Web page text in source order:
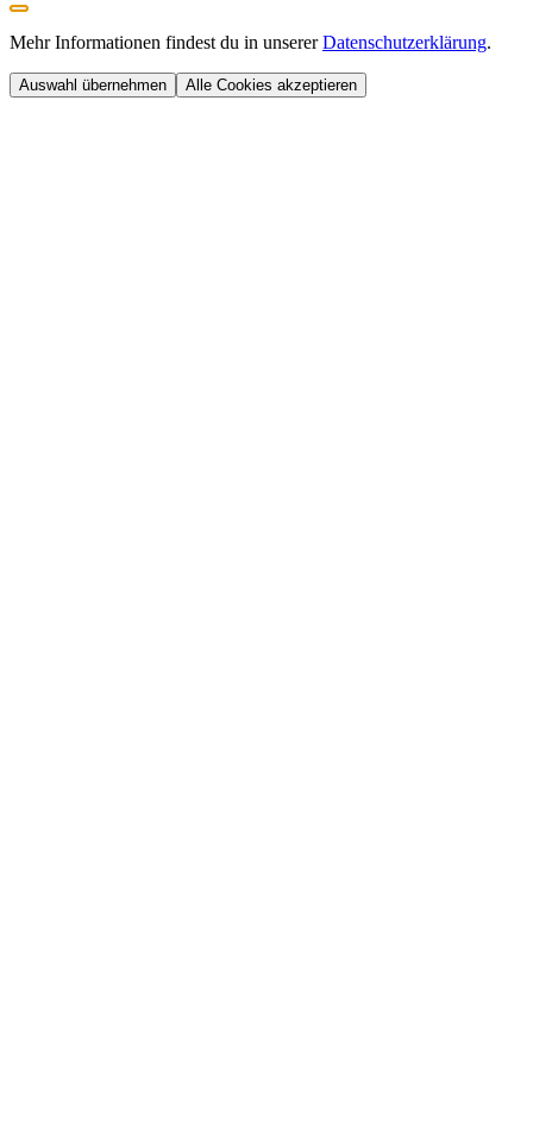
Mehr Informationen findest du in unserer Datenschutzerklärung.
Auswahl übernehmen Alle Cookies akzeptieren